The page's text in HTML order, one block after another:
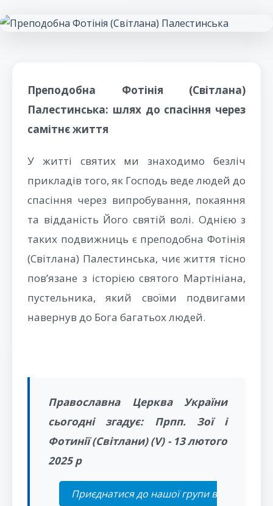
Преподобна Фотінія (Світлана)
Палестинська: шлях до спасіння через
самітнє життя
У житті святих ми знаходимо безліч
прикладів того, як Господь веде людей до
спасіння через випробування, покаяння
та відданість Його святій волі. Однією з
таких подвижниць є преподобна Фотінія
(Світлана) Палестинська, чиє життя тісно
пов’язане з історією святого Мартініана,
пустельника, який своїми подвигами
навернув до Бога багатьох людей.
Православна Церква України
сьогодні згадує: Прпп. Зої і
Фотинії (Світлани) (V) - 13 лютого
2025 р
Приєднатися до нашої групи в